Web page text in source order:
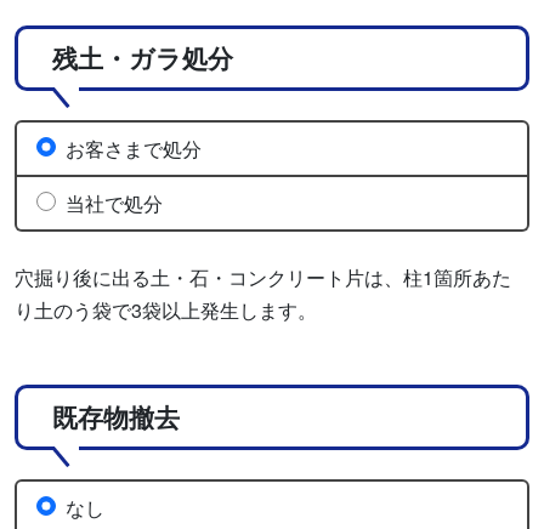
残土・ガラ処分
穴掘り後に出る土・石・コンクリート片は、柱1箇所あた
り土のう袋で3袋以上発生します。
お客さまで処分
当社で処分
既存物撤去
なし